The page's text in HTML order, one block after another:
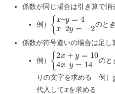
係数が同じ場合は引き算で
例） {x–y= 4x –
2y=−2 のと
係数が符号違いの場合は足
例） {2x+ y=104 x–
y=14 のと
りの文字を求める 例）
代入して
を求める